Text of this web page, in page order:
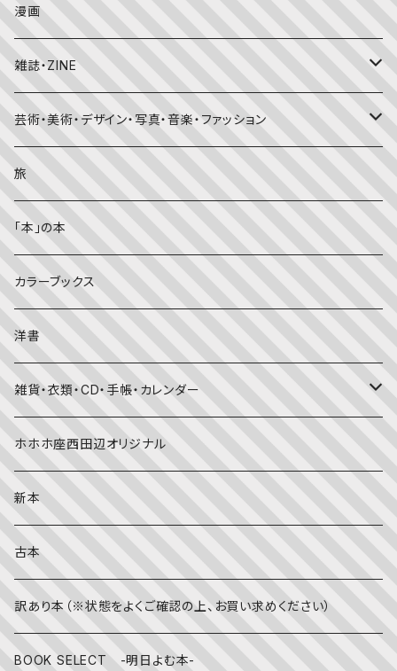
かがくのとも
日本の昔話・民話
外国の昔話・民話
おばけ・妖怪・こわい絵本
のりもの絵本
知識の本・図鑑
理科
料理・食育
英語
しかけ絵本
児童書
大人の方に
季節・行事の絵本
春
夏
赤ちゃん（０・１・２歳向け）絵本
文字のない絵本
英語の絵本
写真絵本
海外文学
食・料理
住まい・インテリア
体・健康
趣味
ライフスタイル・生き方
子育て
漫画
雑誌・ZINE
雑誌
ZINE
芸術・美術・デザイン・写真・音楽・ファッション
美術・画集・図録
音楽
写真集
デザイン
ファッション
映画
伝統文化・技法
旅
「本」の本
カラーブックス
洋書
雑貨・衣類・CD・手帳・カレンダー
靴下
日記・手帳
CD
文房具
その他
ホホホ座西田辺オリジナル
新本
古本
訳あり本（※状態をよくご確認の上、お買い求めください）
BOOK SELECT -明日よむ本-